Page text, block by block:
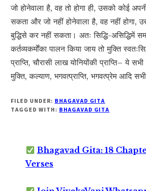
जो होनेवाला है, वह तो होगा ही, उसको कोई
सकता और जो नहीं होनेवाला है, वह नहीं होगा,
बुद्धिसे कर नहीं सकता। अतः सिद्धि-असिद्धिमें
कर्तव्यकर्मोंका पालन किया जाय तो मुक्ति
प्राप्ति, चौरासी लाख योनियोंकी प्राप्ति– ये
मुक्ति, कल्याण, भगवत्प्राप्ति, भगवत्प्रेम आदि
FILED UNDER: BHAGAVAD GITA
TAGGED WITH: BHAGAVAD GITA
Bhagavad Gita: 18
Verses